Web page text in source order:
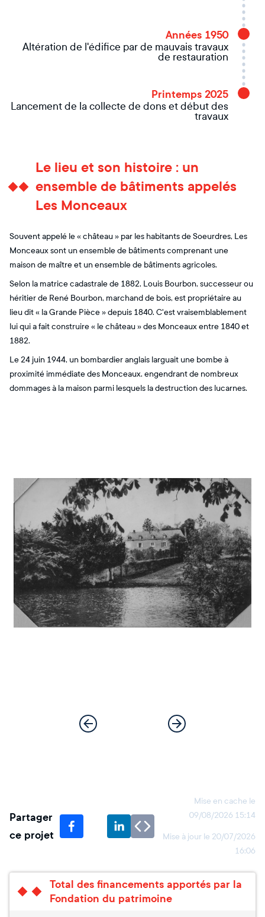
Années 1950
Altération de l'édifice par de mauvais travaux
de restauration
Printemps 2025
Lancement de la collecte de dons et début des
travaux
Le lieu et son histoire : un
ensemble de bâtiments appelés
Les Monceaux
Souvent appelé le « château » par les habitants de Soeurdres, Les
Monceaux sont un ensemble de bâtiments comprenant une
maison de maître et un ensemble de bâtiments agricoles.
Selon la matrice cadastrale de 1882, Louis Bourbon, successeur ou
héritier de René Bourbon, marchand de bois, est propriétaire au
lieu dit « la Grande Pièce » depuis 1840. C'est vraisemblablement
lui qui a fait construire « le château » des Monceaux entre 1840 et
1882.
Le 24 juin 1944, un bombardier anglais larguait une bombe à
proximité immédiate des Monceaux. engendrant de nombreux
dommages à la maison parmi lesquels la destruction des lucarnes.
Partager
ce projet
Mise en cache le
09/08/2026 15:14
Mise à jour le 20/07/2026
16:06
Total des financements apportés par la
Fondation du patrimoine